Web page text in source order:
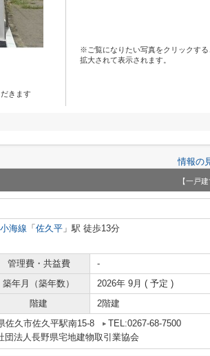
きます
※ご覧になりたい写真をクリックする
拡大されて表示されます。
情報の
【一戸建
小海線 「 佐久平 」駅 徒歩13分
管理費・共益費
-
築年月（築年数）
2026年 9月 ( 予定 )
階建 2階建
佐久市佐久平駅南15-8
TEL:0267-68-7500
団法人長野県宅地建物取引業協会